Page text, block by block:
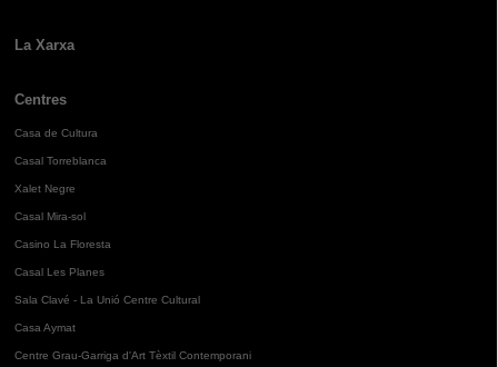
La Xarxa
Centres
Casa de Cultura
Casal Torreblanca
Xalet Negre
Casal Mira-sol
Casino La Floresta
Casal Les Planes
Sala Clavé - La Unió Centre Cultural
Casa Aymat
Centre Grau-Garriga d'Art Tèxtil Contemporani